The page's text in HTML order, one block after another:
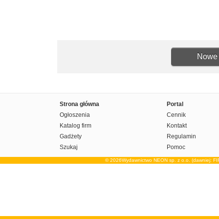
Strona główna
Ogłoszenia
Katalog firm
Gadżety
Szukaj
Portal
Cennik
Kontakt
Regulamin
Pomoc
© 2026Wydawnictwo NEON sp. z o.o. (dawniej: